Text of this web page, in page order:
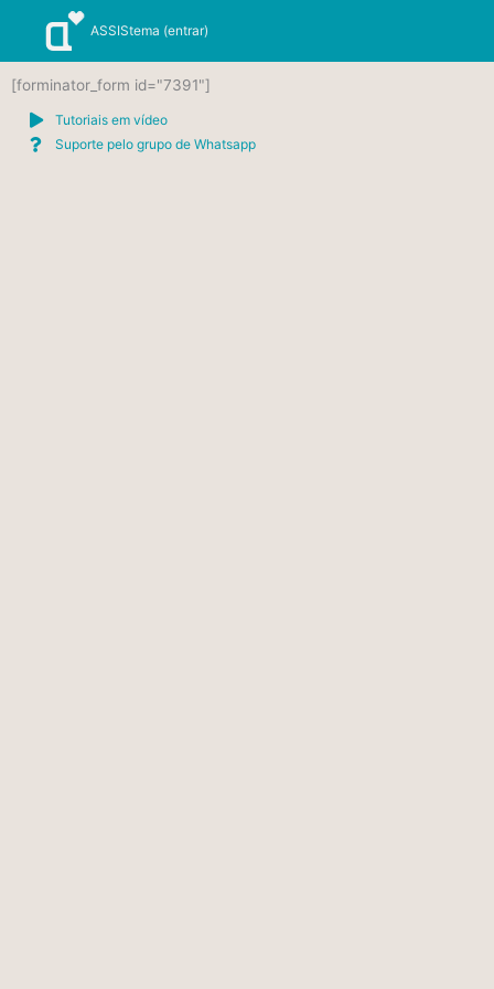
o
conteúdo
ASSIStema (entrar)
[forminator_form id="7391"]
Tutoriais em vídeo
Suporte pelo grupo de Whatsapp